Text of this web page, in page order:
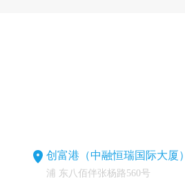
创富港（中融恒瑞国际大厦）
浦 东八佰伴张杨路560号